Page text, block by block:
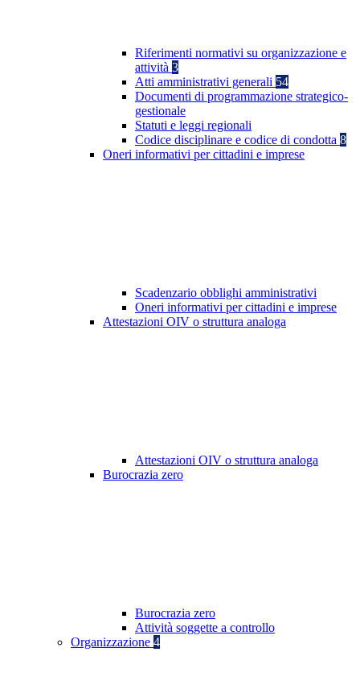
Riferimenti normativi su organizzazione e
attività 3
Atti amministrativi generali 54
Documenti di programmazione strategico-
gestionale
Statuti e leggi regionali
Codice disciplinare e codice di condotta 8
Oneri informativi per cittadini e imprese
Scadenzario obblighi amministrativi
Oneri informativi per cittadini e imprese
Attestazioni OIV o struttura analoga
Attestazioni OIV o struttura analoga
Burocrazia zero
Burocrazia zero
Attività soggette a controllo
Organizzazione 4